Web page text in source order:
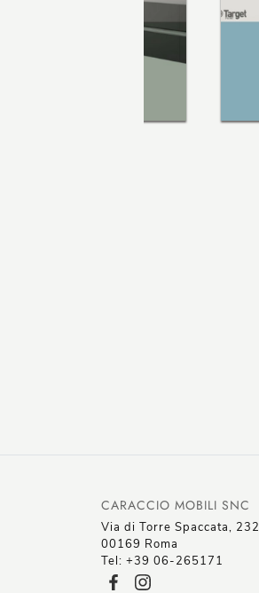
CARACCIO MOBILI SNC
Via di Torre Spaccata, 232
00169 Roma
Tel: +39 06-265171